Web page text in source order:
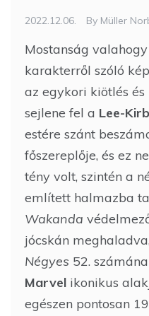
2022.12.06. By Müller
Mostanság
karakterről szóló
az egykori kiötlés és
sejlene fel a Lee-
estére szánt
főszereplője, és ez
tény volt, szintén a
említett halmazba
Wakanda
jócskán
Négyes 52.
Marvel ikonikus
egészen pontosan